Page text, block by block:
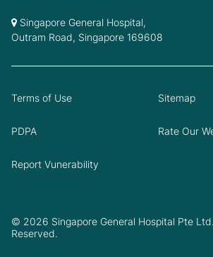
Singapore General Hospital,
Outram Road, Singapore 169608
© 2026 Singapore General Hospital Pte
Reserved.
Terms of Use Sitemap
PDPA Rate Our
Report Vunerability